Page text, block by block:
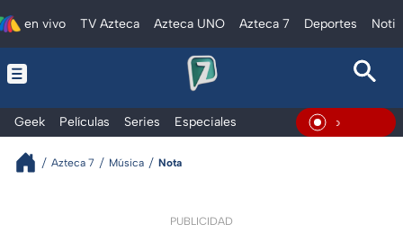
en vivo TV Azteca Azteca UNO Azteca 7 Deportes
Geek Películas Series Especiales En Vivo
Azteca 7 Música Nota
PUBLICIDAD